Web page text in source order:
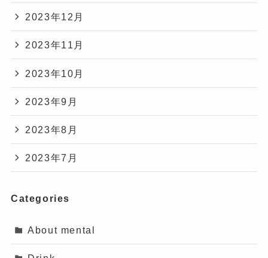
2023年12月
2023年11月
2023年10月
2023年9月
2023年8月
2023年7月
Categories
About mental